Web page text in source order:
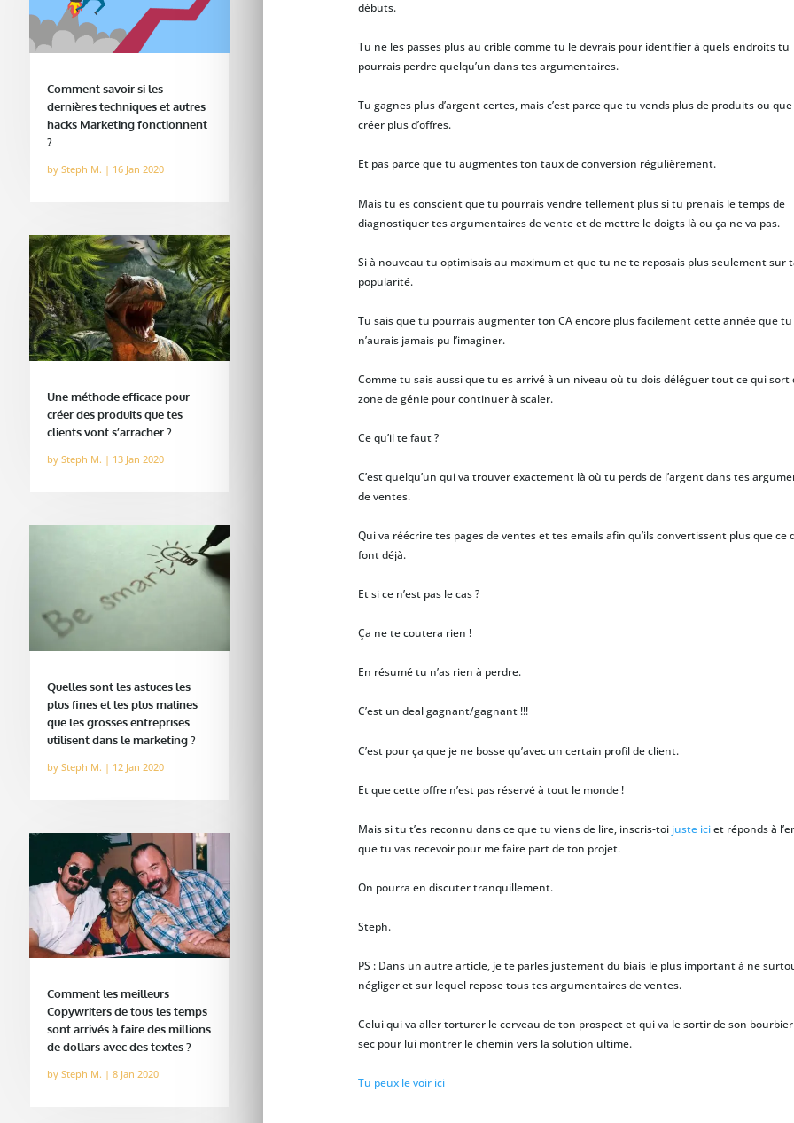
Comment savoir si les
dernières techniques et autres
hacks Marketing fonctionnent
?
by Steph M. | 16 Jan 2020
Une méthode efficace pour
créer des produits que tes
clients vont s’arracher ?
by Steph M. | 13 Jan 2020
Quelles sont les astuces les
plus fines et les plus malines
que les grosses entreprises
utilisent dans le marketing ?
by Steph M. | 12 Jan 2020
Comment les meilleurs
Copywriters de tous les temps
sont arrivés à faire des millions
de dollars avec des textes ?
by Steph M. | 8 Jan 2020
débuts.
Tu ne les passes plus au crible comme tu le devrais pour identifier à quels endroits tu
pourrais perdre quelqu’un dans tes argumentaires.
Tu gagnes plus d’argent certes, mais c’est parce que tu vends plus de produits ou
créer plus d’offres.
Et pas parce que tu augmentes ton taux de conversion régulièrement.
Mais tu es conscient que tu pourrais vendre tellement plus si tu prenais le temps de
diagnostiquer tes argumentaires de vente et de mettre le doigts là ou ça ne va pas.
Si à nouveau tu optimisais au maximum et que tu ne te reposais plus seulement sur
popularité.
Tu sais que tu pourrais augmenter ton CA encore plus facilement cette année que tu
n’aurais jamais pu l’imaginer.
Comme tu sais aussi que tu es arrivé à un niveau où tu dois déléguer tout ce qui sort
zone de génie pour continuer à scaler.
Ce qu’il te faut ?
C’est quelqu’un qui va trouver exactement là où tu perds de l’argent dans tes
de ventes.
Qui va réécrire tes pages de ventes et tes emails afin qu’ils convertissent plus que ce
font déjà.
Et si ce n’est pas le cas ?
Ça ne te coutera rien !
En résumé tu n’as rien à perdre.
C’est un deal gagnant/gagnant !!!
C’est pour ça que je ne bosse qu’avec un certain profil de client.
Et que cette offre n’est pas réservé à tout le monde !
Mais si tu t’es reconnu dans ce que tu viens de lire, inscris-toi juste iciet réponds à
que tu vas recevoir pour me faire part de ton projet.
On pourra en discuter tranquillement.
Steph.
PS : Dans un autre article, je te parles justement du biais le plus important à ne
négliger et sur lequel repose tous tes argumentaires de ventes.
Celui qui va aller torturer le cerveau de ton prospect et qui va le sortir de son
sec pour lui montrer le chemin vers la solution ultime.
Tu peux le voir ici